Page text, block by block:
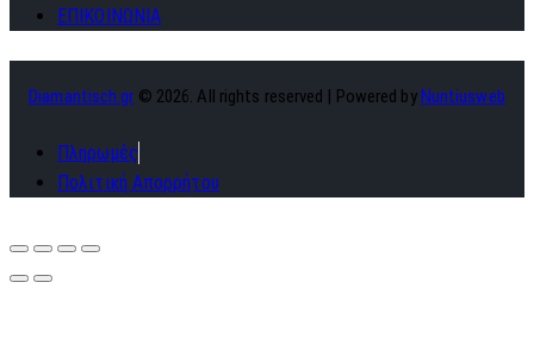
ΕΠΙΚΟΙΝΩΝΙΑ
Diamantisch.gr © 2026. All rights reserved | Powered by Nuntiusweb
Πληρωμές
Πολιτική Απορρήτου